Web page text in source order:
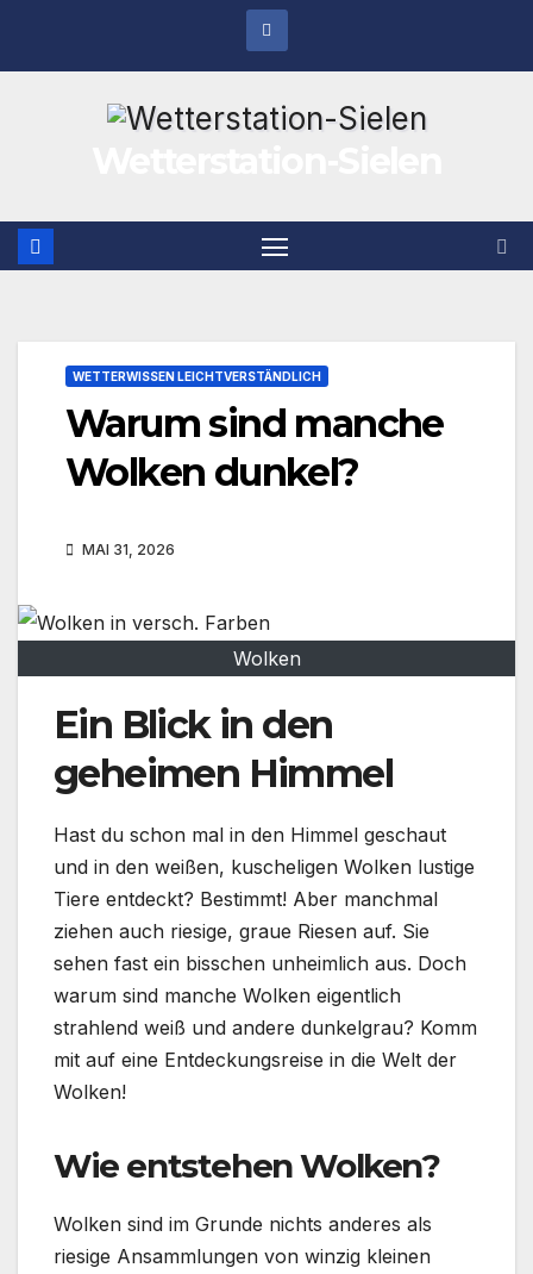
WETTERWISSEN LEICHTVERSTÄNDLICH
Warum sind manche
Wolken dunkel?
MAI 31, 2026
Wolken
Ein Blick in den
geheimen Himmel
Hast du schon mal in den Himmel geschaut
und in den weißen, kuscheligen Wolken lustige
Tiere entdeckt? Bestimmt! Aber manchmal
ziehen auch riesige, graue Riesen auf. Sie
sehen fast ein bisschen unheimlich aus. Doch
warum sind manche Wolken eigentlich
strahlend weiß und andere dunkelgrau? Komm
mit auf eine Entdeckungsreise in die Welt der
Wolken!
Wie entstehen Wolken?
Wolken sind im Grunde nichts anderes als
riesige Ansammlungen von winzig kleinen